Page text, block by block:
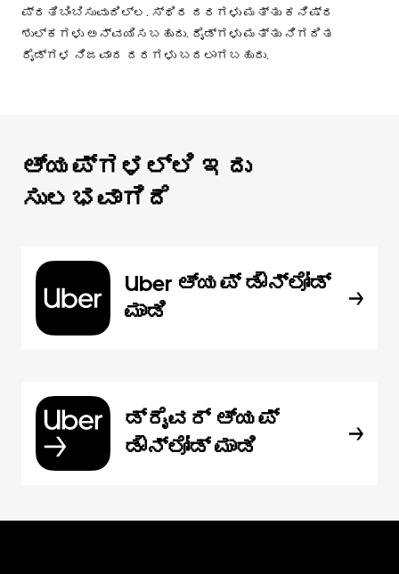
ಪ್ರತಿಬಿಂಬಿಸುವುದಿಲ್ಲ. ಸ್ಥಿರ ದರಗಳು ಮತ್ತು ಕನಿಷ್ಠ
ಶುಲ್ಕಗಳು ಅನ್ವಯಿಸಬಹುದು. ರೈಡ್‌ಗಳು ಮತ್ತು ನಿಗದಿತ
ರೈಡ್‌ಗಳ ನಿಜವಾದ ದರಗಳು ಬದಲಾಗಬಹುದು.
ಆ್ಯಪ್‌‌ಗಳಲ್ಲಿ ಇದು
ಸುಲಭವಾಗಿದೆ
Uber ಆ್ಯಪ್‍ ಡೌನ್‌ಲೋಡ್
ಮಾಡಿ
ಡ್ರೈವರ್ ಆ್ಯಪ್
ಡೌನ್‌ಲೋಡ್ ಮಾಡಿ